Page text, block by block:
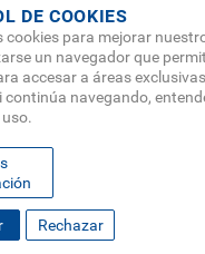
que considere
luego de recibida la
días hábiles para que amplíe
de la denuncia.
de emplazamiento a
la ampliación de la
hábiles posteriores a la
dará traslado a la persona
un plazo de ocho días
a todos y cada uno de
DE COOKIES
cookies para mejorar
un navegador que
accesar a áreas
continúa navegando,
Rechazar